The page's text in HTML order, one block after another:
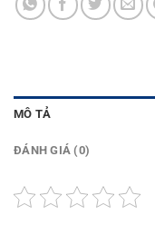
MÔ TẢ
ĐÁNH GIÁ (0)